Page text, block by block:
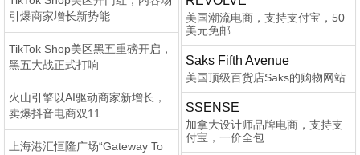
引爆商家增长新势能
TikTok Shop美区黑五重磅开启，
黑五大战正式打响
火山引擎以AI驱动商家新增长，
卖爆抖音电商双11
上海港汇恒隆广场“Gateway To
美国潮流电商，支持支付宝，50
美元免邮
Saks Fifth Avenue
美国顶级百货店Saks的购物网站
SSENSE
加拿大设计师品牌电商，支持支
付宝，一价全包